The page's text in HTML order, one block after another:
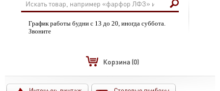
График работы будни с 13 до 20, иногда суббота.
Звоните
Корзина (0)